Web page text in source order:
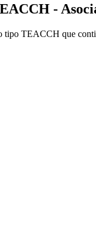
-
TEACCH que